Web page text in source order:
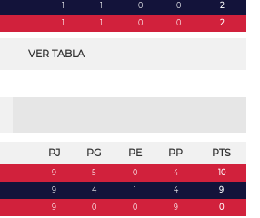
1 1 0 0
2
1 1 0 0 2
VER TABLA
PJ PG PE PP PTS
9 5 0 4
10
9 4 1 4
9
9 0 0 9 0